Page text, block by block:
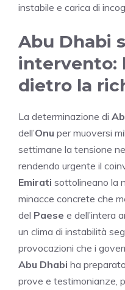
instabile e carica di
Abu Dhabi
intervento:
dietro la
La determinazione di
dell’Onu per muoversi
settimane la tensione
rendendo urgente il
Emirati sottolineano la
minacce concrete che
del Paese e dell’intera
un clima di instabilità
provocazioni che i
Abu Dhabi ha
prove e testimonianze,